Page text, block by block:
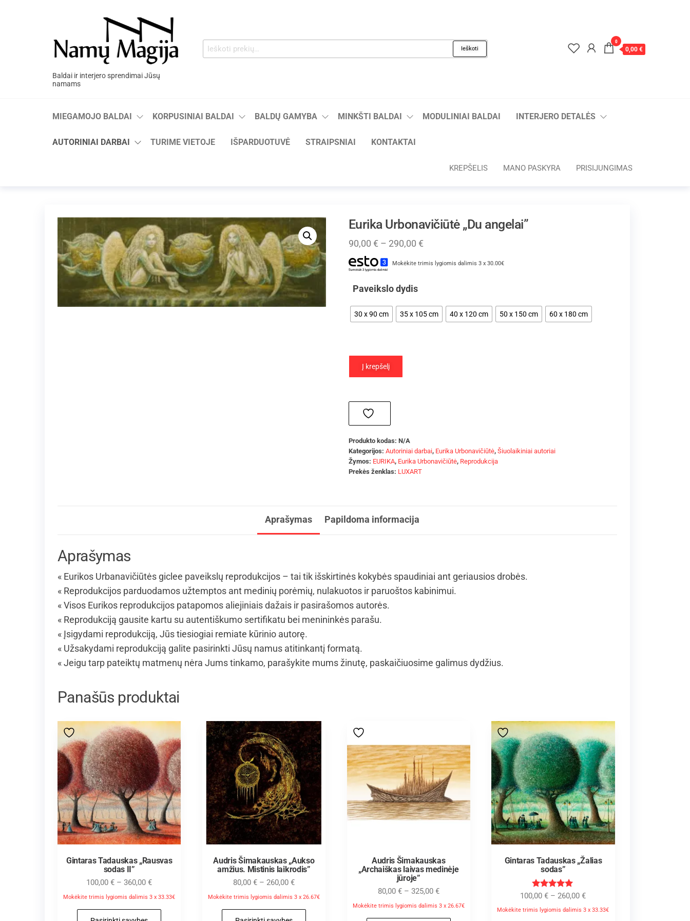
Baldai ir interjero sprendimai Jūsų
namams
Ieškoti
0
0,00 €
MIEGAMOJO BALDAI KORPUSINIAI BALDAI BALDŲ GAMYBA MINKŠTI BALDAI MODULINIAI BALDAI INTERJERO DETALĖS
AUTORINIAI DARBAI TURIME VIETOJE IŠPARDUOTUVĖ STRAIPSNIAI KONTAKTAI
KREPŠELIS MANO PASKYRA PRISIJUNGIMAS
Eurika Urbonavičiūtė „Du angelai”
90,00 € – 290,00 €
Mokėkite trimis lygiomis dalimis 3 x 30.00€
Paveikslo dydis
30 x 90 cm 35 x 105 cm 40 x 120 cm 50 x 150 cm 60 x 180 cm
Į krepšelį
Produkto kodas: N/A
Kategorijos: Autoriniai darbai, Eurika Urbonavičiūtė, Šiuolaikiniai autoriai
Žymos: EURIKA, Eurika Urbonavičiūtė, Reprodukcija
Prekės ženklas: LUXART
Aprašymas Papildoma informacija
Aprašymas
« Eurikos Urbanavičiūtės giclee paveikslų reprodukcijos – tai tik išskirtinės kokybės spaudiniai ant geriausios drobės.
« Reprodukcijos parduodamos užtemptos ant medinių porėmių, nulakuotos ir paruoštos kabinimui.
« Visos Eurikos reprodukcijos patapomos aliejiniais dažais ir pasirašomos autorės.
« Reprodukciją gausite kartu su autentiškumo sertifikatu bei menininkės parašu.
« Įsigydami reprodukciją, Jūs tiesiogiai remiate kūrinio autorę.
« Užsakydami reprodukciją galite pasirinkti Jūsų namus atitinkantį formatą.
« Jeigu tarp pateiktų matmenų nėra Jums tinkamo, parašykite mums žinutę, paskaičiuosime galimus dydžius.
Panašūs produktai
Gintaras Tadauskas „Rausvas
sodas II”
100,00€ – 360,00€
Mokėkite trimis lygiomis dalimis 3 x 33.33€
Audris Šimakauskas „Aukso
amžius. Mistinis laikrodis”
80,00 € – 260,00 €
Mokėkite trimis lygiomis dalimis 3 x 26.67€
Audris Šimakauskas
„Archaiškas laivas medinėje
jūroje”
80,00 € – 325,00 €
Mokėkite trimis lygiomis dalimis 3 x 26.67€
Gintaras Tadauskas „Žalias
sodas”
Įvertinimas
5.00
100,00€ – 260,00€
Mokėkite trimis lygiomis dalimis 3 x 33.33€